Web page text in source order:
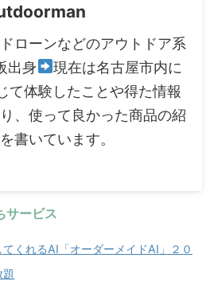
ローンなどのアウトドア系
出身
現在は名古屋市内に
て体験したことや得た情報
、使って良かった商品の紹
書いています。
ービス
くれるAI「オーダーメイドAI」２０